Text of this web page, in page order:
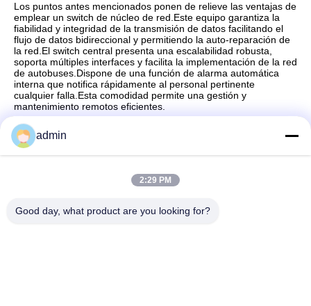
Los puntos antes mencionados ponen de relieve las ventajas de
emplear un switch de núcleo de red.Este equipo garantiza la
fiabilidad y integridad de la transmisión de datos facilitando el
flujo de datos bidireccional y permitiendo la auto-reparación de
la red.El switch central presenta una escalabilidad robusta,
soporta múltiples interfaces y facilita la implementación de la red
de autobuses.Dispone de una función de alarma automática
interna que notifica rápidamente al personal pertinente
cualquier falla.Esta comodidad permite una gestión y
mantenimiento remotos eficientes.
Dirección
admin
2:29 PM
Good day, what product are you looking for?